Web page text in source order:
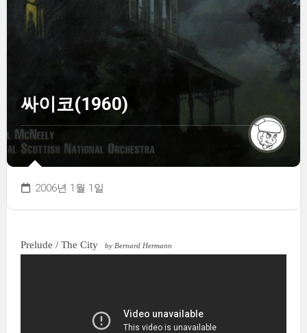
싸이코(1960)
2006년 1월 1일
Prelude / The City by Bernard Hermann